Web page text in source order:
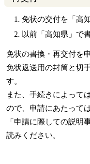
免状の交付を「高
以前「高知県」で
免状の書換・再交付を
免状返送用の封筒と切
す。
また、手続きによって
ので、申請にあたって
「申請に際しての説明
読みください。